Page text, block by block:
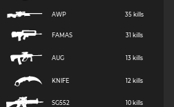
AWP 35 kills
FAMAS 31 kills
AUG 13 kills
KNIFE 12 kills
SG552 10 kills